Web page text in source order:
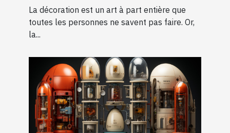
La décoration est un art à part entière que
toutes les personnes ne savent pas faire. Or,
la...